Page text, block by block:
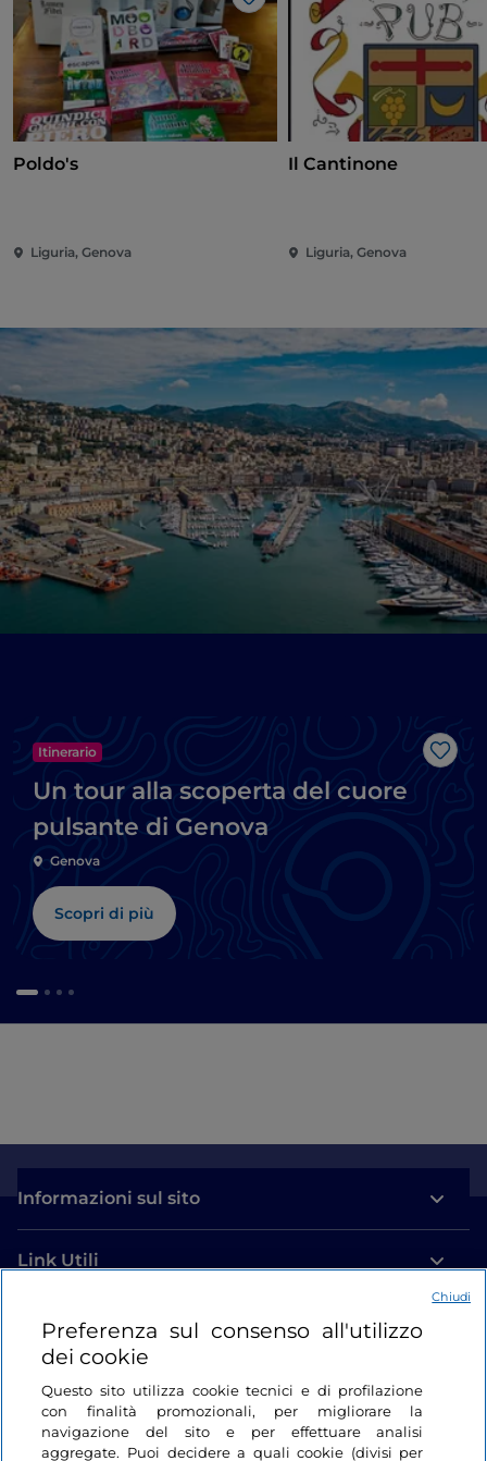
Like
Poldo's
Liguria, Genova
Il Cantinone
Liguria, Genova
Like
Itinerario
Un tour alla scoperta del cuore
pulsante di Genova
Genova
Scopri di più
Informazioni sul sito
Link Utili
Login
Restiamo in contatto
Preferenza sul consenso all'utilizzo
dei cookie
Questo sito utilizza cookie tecnici e di profilazione
con finalità promozionali, per migliorare la
navigazione del sito e per effettuare analisi
aggregate. Puoi decidere a quali cookie (divisi per
Chiudi